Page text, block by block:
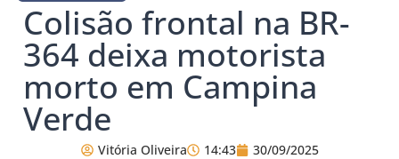
Colisão frontal na BR-
364 deixa motorista
morto em Campina
Verde
Vitória Oliveira 14:43 30/09/2025